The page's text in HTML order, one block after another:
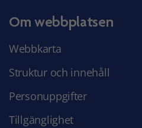
Om webbplatsen
Webbkarta
Struktur och innehåll
Personuppgifter
Tillgänglighet